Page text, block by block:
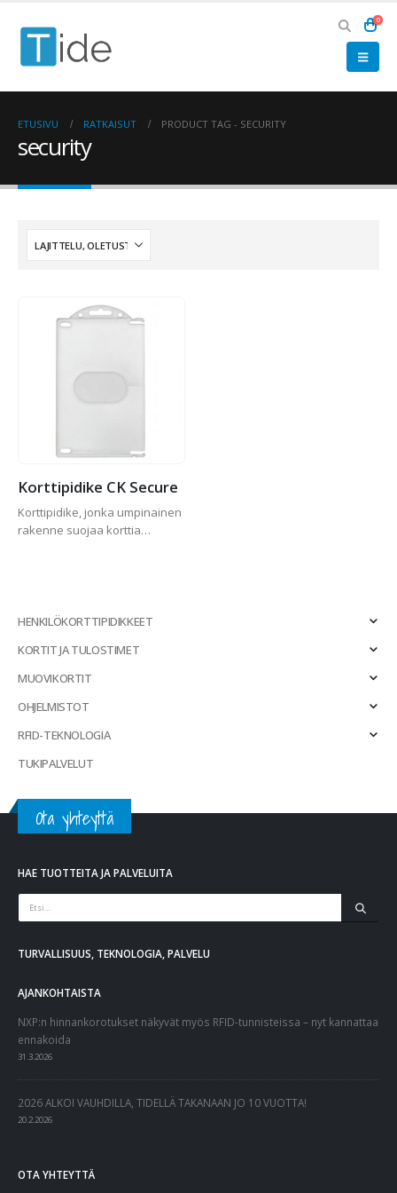
0
ETUSIVU RATKAISUT PRODUCT TAG - SECURITY
security
Korttipidike CK Secure
Korttipidike, jonka umpinainen
rakenne suojaa korttia
HENKILÖKORTTIPIDIKKEET
KORTIT JA TULOSTIMET
MUOVIKORTIT
OHJELMISTOT
RFID-TEKNOLOGIA
TUKIPALVELUT
Ota yhteyttä
HAE TUOTTEITA JA PALVELUITA
TURVALLISUUS, TEKNOLOGIA, PALVELU
AJANKOHTAISTA
NXP:n hinnankorotukset näkyvät myös RFID-tunnisteissa – nyt kannattaa
ennakoida
31.3.2026
2026 ALKOI VAUHDILLA, TIDELLÄ TAKANAAN JO 10 VUOTTA!
20.2.2026
OTA YHTEYTTÄ